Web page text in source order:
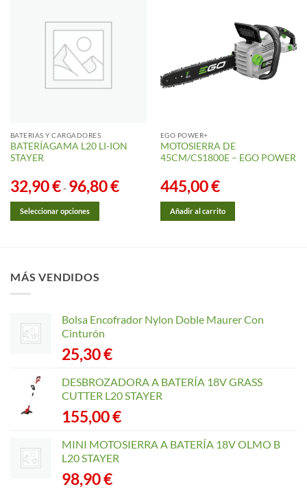
BATERIAS Y CARGADORES
BATERÍAGAMA L20 LI-ION
STAYER
32,90€ - 96,80€Rango
de
Seleccionar opciones
múltiples
variantes.
Las
pueden
página
EGO POWER+
MOTOSIERRA DE
45CM/CS1800E – EGO POWER
445,00€
Añadir al carrito
MÁS VENDIDOS
Bolsa Encofrador Nylon Doble Maurer Con
Cinturón
25,30€
DESBROZADORA A BATERÍA 18V GRASS
CUTTER L20 STAYER
155,00€
MINI MOTOSIERRA A BATERÍA 18V OLMO B
L20 STAYER
98,90€